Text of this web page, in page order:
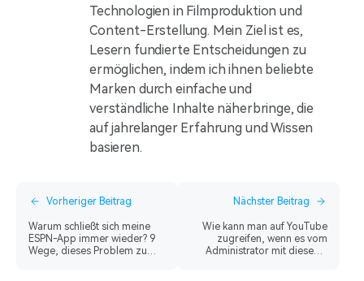
Technologien in Filmproduktion und
Content-Erstellung. Mein Ziel ist es,
Lesern fundierte Entscheidungen zu
ermöglichen, indem ich ihnen beliebte
Marken durch einfache und
verständliche Inhalte näherbringe, die
auf jahrelanger Erfahrung und Wissen
basieren.
Vorheriger Beitrag
Warum schließt sich meine
ESPN-App immer wieder? 9
Wege, dieses Problem zu
Nächster Beitrag
Wie kann man auf YouTube
zugreifen, wenn es vom
Administrator mit diesen 7